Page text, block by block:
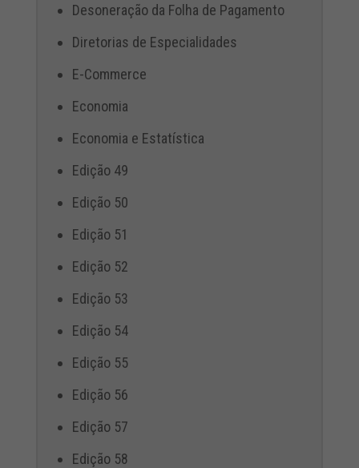
Desoneração da Folha de Pagamento
Diretorias de Especialidades
E-Commerce
Economia
Economia e Estatística
Edição 49
Edição 50
Edição 51
Edição 52
Edição 53
Edição 54
Edição 55
Edição 56
Edição 57
Edição 58